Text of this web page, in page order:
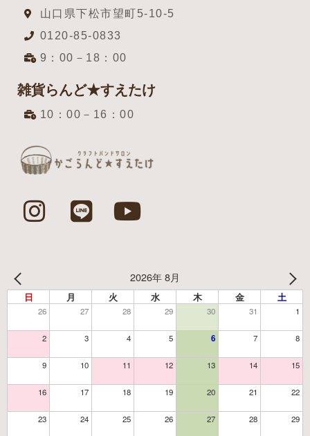
山口県下松市望町5-10-5
0120-85-0833
9：00－18：00
雑貨らんど★すえたけ
10：00－16：00
2026年 8月
日 月 火 水 木 金 土
26 27 28 29 30 31 1
2 3 4 5 6 7 8
9 10 11 12 13 14 15
16 17 18 19 20 21 22
23 24 25 26 27 28 29